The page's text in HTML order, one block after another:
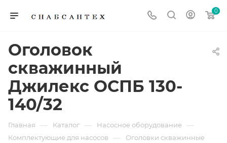
0
Оголовок
скважинный
Джилекс ОСПБ 130-
140/32
Главная — Каталог — Насосное оборудование —
Комплектующие для насосов — Оголовки скважинные